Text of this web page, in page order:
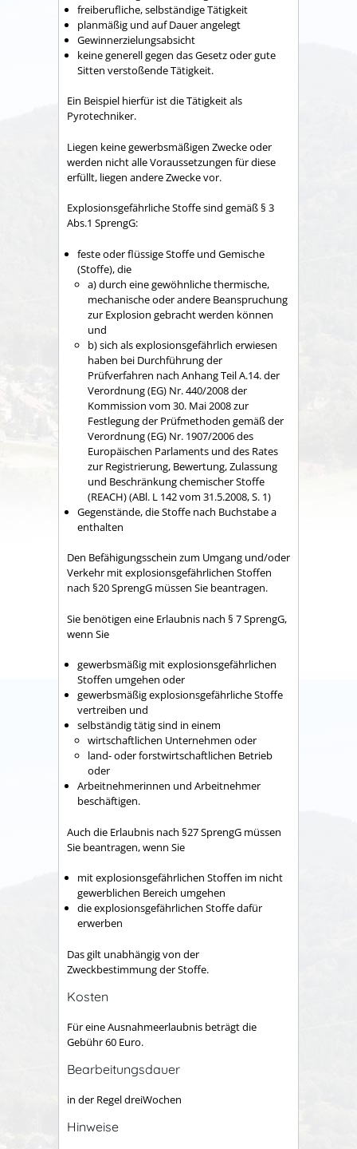
freiberufliche, selbständige Tätigkeit
planmäßig und auf Dauer angelegt
Gewinnerzielungsabsicht
keine generell gegen das Gesetz oder gute
Sitten verstoßende Tätigkeit.
Ein Beispiel hierfür ist die Tätigkeit als
Pyrotechniker.
Liegen keine gewerbsmäßigen Zwecke oder
werden nicht alle Voraussetzungen für diese
erfüllt, liegen andere Zwecke vor.
Explosionsgefährliche Stoffe sind gemäß § 3
Abs.1 SprengG:
feste oder flüssige Stoffe und Gemische
(Stoffe), die
a) durch eine gewöhnliche thermische,
mechanische oder andere Beanspruchung
zur Explosion gebracht werden können
und
b) sich als explosionsgefährlich erwiesen
haben bei Durchführung der
Prüfverfahren nach Anhang Teil A.14. der
Verordnung (EG) Nr. 440/2008 der
Kommission vom 30. Mai 2008 zur
Festlegung der Prüfmethoden gemäß der
Verordnung (EG) Nr. 1907/2006 des
Europäischen Parlaments und des Rates
zur Registrierung, Bewertung, Zulassung
und Beschränkung chemischer Stoffe
(REACH) (ABl. L 142 vom 31.5.2008, S. 1)
Gegenstände, die Stoffe nach Buchstabe a
enthalten
Den Befähigungsschein zum Umgang und/oder
Verkehr mit explosionsgefährlichen Stoffen
nach §20 SprengG müssen Sie beantragen.
Sie benötigen eine Erlaubnis nach § 7 SprengG,
wenn Sie
gewerbsmäßig mit explosionsgefährlichen
Stoffen umgehen oder
gewerbsmäßig explosionsgefährliche Stoffe
vertreiben und
selbständig tätig sind in einem
wirtschaftlichen Unternehmen oder
land- oder forstwirtschaftlichen Betrieb
oder
Arbeitnehmerinnen und Arbeitnehmer
beschäftigen.
Auch die Erlaubnis nach §27 SprengG müssen
Sie beantragen, wenn Sie
mit explosionsgefährlichen Stoffen im nicht
gewerblichen Bereich umgehen
die explosionsgefährlichen Stoffe dafür
erwerben
Das gilt unabhängig von der
Zweckbestimmung der Stoffe.
Kosten
Für eine Ausnahmeerlaubnis beträgt die
Gebühr 60 Euro.
Bearbeitungsdauer
in der Regel dreiWochen
Hinweise